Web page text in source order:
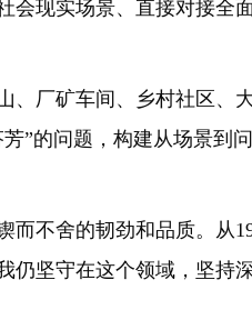
会现实场景、直接对接全
厂矿车间、乡村社区、
”的问题，构建从场景到
不舍的韧劲和品质。从
仍坚守在这个领域，坚持